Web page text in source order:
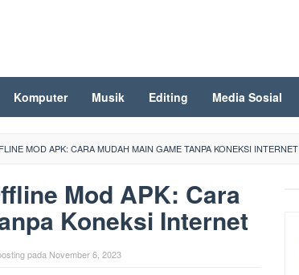
Komputer Musik Editing Media Sosial
MOD APK: CARA MUDAH MAIN GAME TANPA KONEKSI INTERNET
Mod APK: Cara
Koneksi Internet
pada November 6, 2023